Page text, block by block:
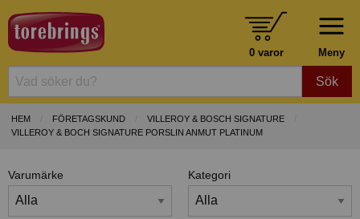
Meny
0 varor
Sök
HEM FÖRETAGSKUND
VILLEROY & BOSCH SIGNATURE
VILLEROY & BOCH SIGNATURE PORSLIN ANMUT PLATINUM
Varumärke Kategori